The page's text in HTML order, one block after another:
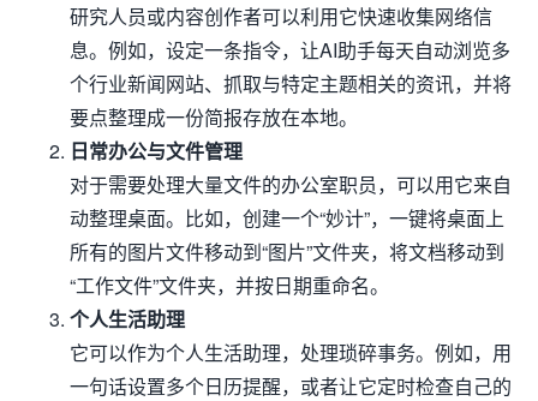
研究人员或内容创作者可以利用它快速收集网络信
息。例如，设定一条指令，让AI助手每天自动浏览多
个行业新闻网站、抓取与特定主题相关的资讯，并将
要点整理成一份简报存放在本地。
日常办公与文件管理
对于需要处理大量文件的办公室职员，可以用它来自
动整理桌面。比如，创建一个“妙计”，一键将桌面上
所有的图片文件移动到“图片”文件夹，将文档移动到
“工作文件”文件夹，并按日期重命名。
个人生活助理
它可以作为个人生活助理，处理琐碎事务。例如，用
一句话设置多个日历提醒，或者让它定时检查自己的